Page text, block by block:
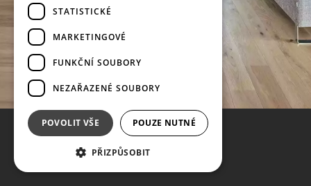
STATISTICKÉ
MARKETINGOVÉ
FUNKČNÍ SOUBORY
NEZAŘAZENÉ SOUBORY
POVOLIT VŠE POUZE NUTNÉ
PŘIZPŮSOBIT